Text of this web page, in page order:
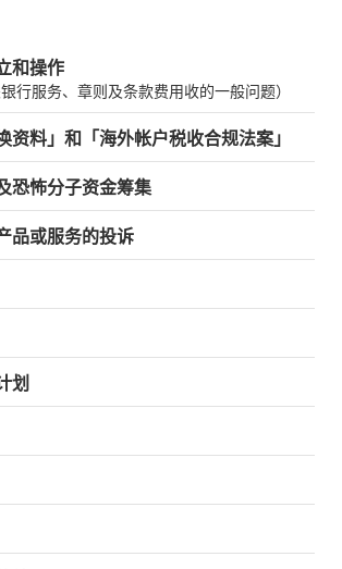
和操作
银行服务、章则及条款费用收的一般问题）
资料」和「海外帐户税收合规法案」
恐怖分子资金筹集
品或服务的投诉
划